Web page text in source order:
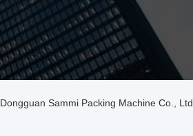
Dongguan Sammi Packing Machine Co., Ltd. المنتجات عبر الإنترنت